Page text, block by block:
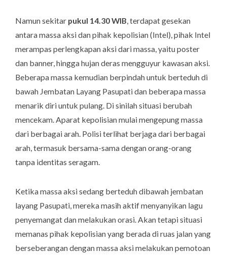
Namun sekitar pukul 14.30 WIB, terdapat gesekan
antara massa aksi dan pihak kepolisian (Intel), pihak Intel
merampas perlengkapan aksi dari massa, yaitu poster
dan banner, hingga hujan deras mengguyur kawasan aksi.
Beberapa massa kemudian berpindah untuk berteduh di
bawah Jembatan Layang Pasupati dan beberapa massa
menarik diri untuk pulang. Di sinilah situasi berubah
mencekam. Aparat kepolisian mulai mengepung massa
dari berbagai arah. Polisi terlihat berjaga dari berbagai
arah, termasuk bersama-sama dengan orang-orang
tanpa identitas seragam.
Ketika massa aksi sedang berteduh dibawah jembatan
layang Pasupati, mereka masih aktif menyanyikan lagu
penyemangat dan melakukan orasi. Akan tetapi situasi
memanas pihak kepolisian yang berada di ruas jalan yang
berseberangan dengan massa aksi melakukan pemotoan